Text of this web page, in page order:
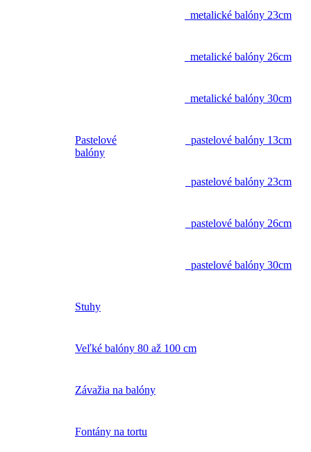
metalické balóny 23cm
metalické balóny 26cm
metalické balóny 30cm
Pastelové
balóny
pastelové balóny 13cm
pastelové balóny 23cm
pastelové balóny 26cm
pastelové balóny 30cm
Stuhy
Veľké balóny 80 až 100 cm
Závažia na balóny
Fontány na tortu